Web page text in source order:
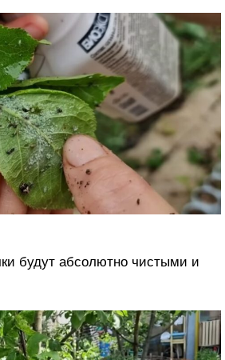
будут абсолютно чистыми и